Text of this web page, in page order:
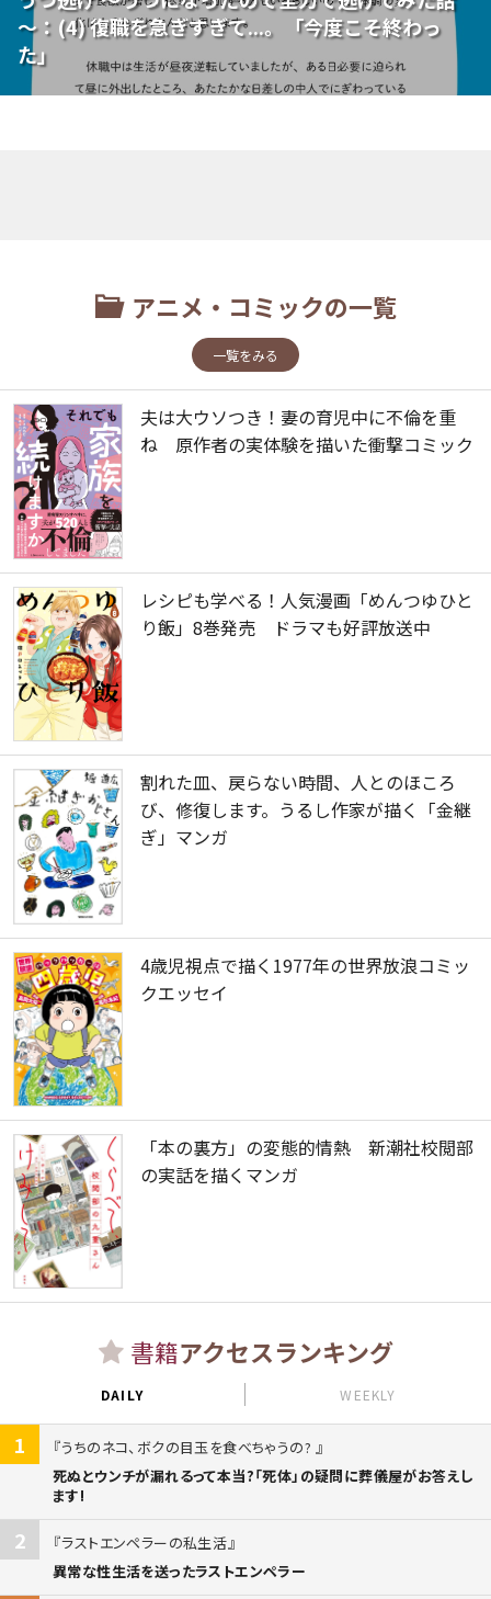
～：(4) 復職を急ぎすぎて...。「今度こそ終わっ
た」
アニメ・コミックの一覧
一覧をみる
夫は大ウソつき！妻の育児中に不倫を重
ね 原作者の実体験を描いた衝撃コミック
レシピも学べる！人気漫画「めんつゆひと
り飯」8巻発売 ドラマも好評放送中
割れた皿、戻らない時間、人とのほころ
び、修復します。うるし作家が描く「金継
ぎ」マンガ
4歳児視点で描く1977年の世界放浪コミッ
クエッセイ
「本の裏方」の変態的情熱 新潮社校閲部
の実話を描くマンガ
書籍アクセスランキング
DAILY WEEKLY
1
うちのネコ、ボクの目玉を食べちゃうの?
死ぬとウンチが漏れるって本当?「死体」の疑問に葬儀屋がお答えし
ます!
2
ラストエンペラーの私生活
異常な性生活を送ったラストエンペラー